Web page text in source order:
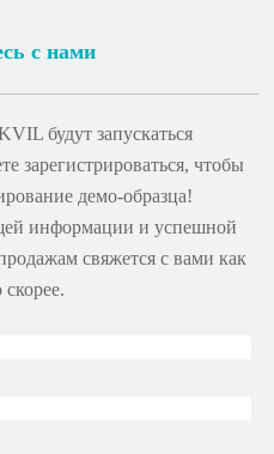
с нами
будут запускаться
зарегистрироваться, чтобы
демо-образца!
информации и успешной
свяжется с вами как